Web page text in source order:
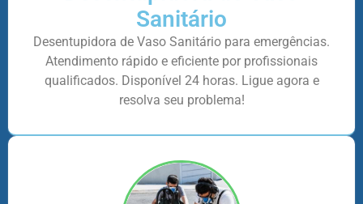
Sanitário
Desentupidora de Vaso Sanitário para emergências.
Atendimento rápido e eficiente por profissionais
qualificados. Disponível 24 horas. Ligue agora e
resolva seu problema!